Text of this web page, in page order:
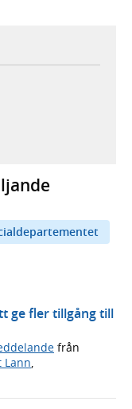
webbplats,
webbplats,
ge fler tillgång till
från
Lann,